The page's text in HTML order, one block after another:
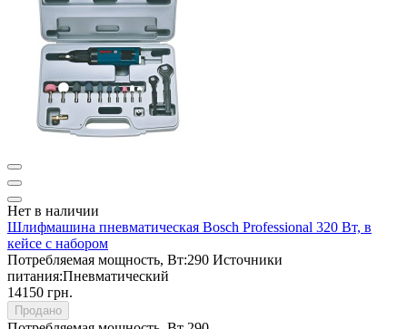
Нет в наличии
Шлифмашина пневматическая Bosch Professional 320 Вт, в
кейсе с набором
Потребляемая мощность, Вт:290 Источники
питания:Пневматический
14150 грн.
Продано